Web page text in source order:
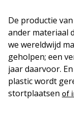
De productie
ander materiaal
we wereldwijd
geholpen; een
jaar daarvoor.
plastic wordt
stortplaatsen of